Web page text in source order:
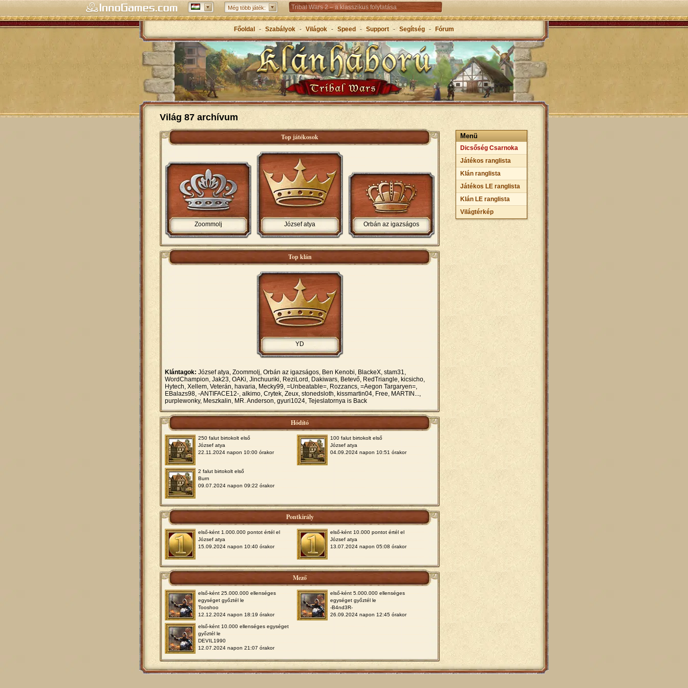
Még több játék: Tribal Wars 2 – a klasszikus folytatása
Forge of Empires – Korokon átívelő stratégiai játék
Grepolis – Építs birodalmat az ókori Görögországban
Főoldal - Szabályok - Világok - Speed - Support - Segítség - Fórum
Világ 87 archívum
Menü
Dicsőség Csarnoka
Játékos ranglista
Klán ranglista
Játékos LE ranglista
Klán LE ranglista
Világtérkép
Top játékosok
József atya
Zoommolj Orbán az igazságos
Top klán
YD
Klántagok: József atya, Zoommolj, Orbán az igazságos, Ben Kenobi, BlackeX, stam31,
WordChampion, Jak23, OAKi, Jinchuuriki, ReziLord, Dakiwars, Betevő, RedTriangle, kicsicho,
Hytech, Xellem, Veterán, havaria, Mecky99, =Unbeatable=, Rozzancs, =Aegon Targaryen=,
EBalazs98, -ANTIFACE12-, alkimo, Crytek, Zeux, stonedsloth, kissmartin04, Free, MARTIN...,
purplewonky, Meszkalin, MR. Anderson, gyuri1024, Tejeslatornya is Back
Hódító
250 falut birtokolt első
József atya
22.11.2024 napon 10:00 órakor
100 falut birtokolt első
József atya
04.09.2024 napon 10:51 órakor
2 falut birtokolt első
Burn
09.07.2024 napon 09:22 órakor
Pontkirály
első-ként 1.000.000 pontot értél el
József atya
15.09.2024 napon 10:40 órakor
első-ként 10.000 pontot értél el
József atya
13.07.2024 napon 05:08 órakor
Mező
első-ként 25.000.000 ellenséges
egységet győztél le
Tooshoo
12.12.2024 napon 18:19 órakor
első-ként 5.000.000 ellenséges
egységet győztél le
-B4nd3R-
26.09.2024 napon 12:45 órakor
első-ként 10.000 ellenséges egységet
győztél le
DEVIL1990
12.07.2024 napon 21:07 órakor